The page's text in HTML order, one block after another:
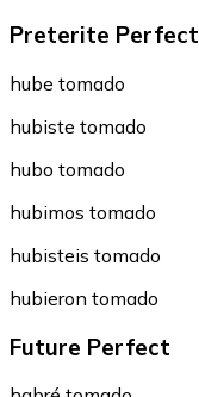
Preterite Perfect
hube tomado
hubiste tomado
hubo tomado
hubimos tomado
hubisteis tomado
hubieron tomado
Future Perfect